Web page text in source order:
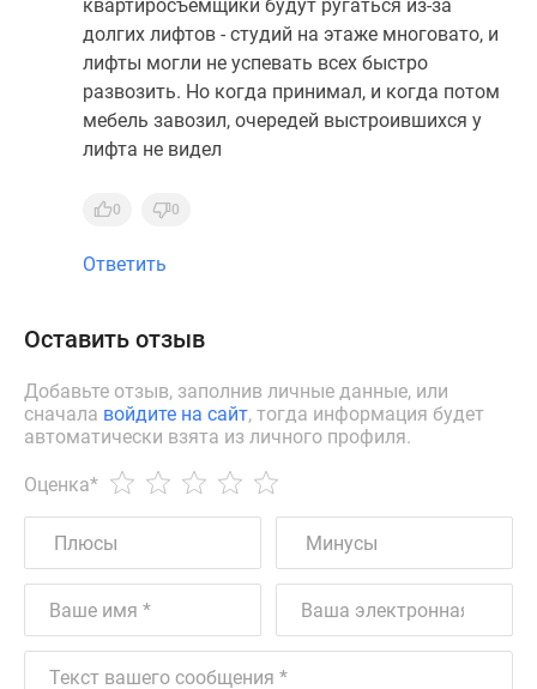
квартиросъёмщики будут ругаться из-за
долгих лифтов - студий на этаже многовато, и
лифты могли не успевать всех быстро
развозить. Но когда принимал, и когда потом
мебель завозил, очередей выстроившихся у
лифта не видел
0 0
Ответить
Оставить отзыв
Добавьте отзыв, заполнив личные данные, или
сначала войдите на сайт, тогда информация будет
автоматически взята из личного профиля.
Оценка*